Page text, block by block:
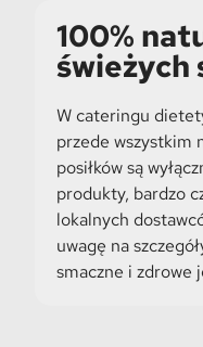
100%
świeżych
W cateringu
przede wszystkim
posiłków są
produkty, bardzo
lokalnych
uwagę na
smaczne i zdrowe